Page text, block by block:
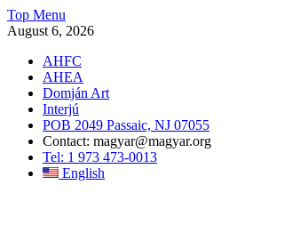
Skip
to
Top Menu
August 6, 2026
AHFC
AHEA
Domján Art
Interjú
POB 2049 Passaic, NJ 07055
Contact: magyar@magyar.org
Tel: 1 973 473-0013
English